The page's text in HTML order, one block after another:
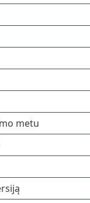
metu